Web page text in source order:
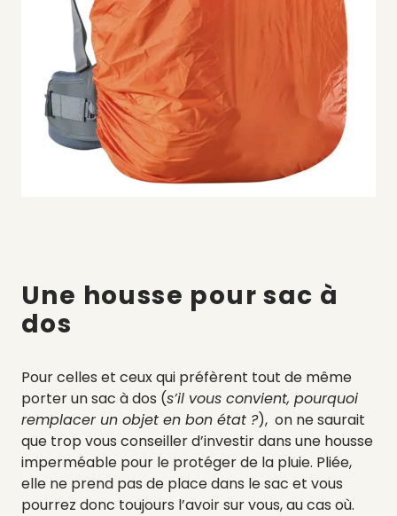
Une housse pour sac à
dos
Pour celles et ceux qui préfèrent tout de même
porter un sac à dos (s’il vous convient, pourquoi
remplacer un objet en bon état ?), on ne saurait
que trop vous conseiller d’investir dans une housse
imperméable pour le protéger de la pluie. Pliée,
elle ne prend pas de place dans le sac et vous
pourrez donc toujours l’avoir sur vous, au cas où.